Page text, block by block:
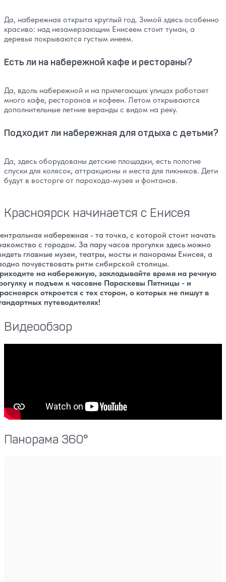
Да, набережная открыта круглый год. Зимой здесь особенно
красиво: над незамерзающим Енисеем стоит туман, а
деревья покрываются густым инеем.
Есть ли на набережной кафе и рестораны?
Да, вдоль набережной и на прилегающих улицах работает
много кафе, ресторанов и кофеен. Летом открываются
дополнительные летние веранды с видом на реку.
Подходит ли набережная для отдыха с детьми?
Да, здесь оборудованы детские площадки, есть пологие
спуски для колясок, аттракционы и места для пикников. Дети
будут в восторге от парохода-музея и фонтанов.
Красноярск начинается с Енисея
набережная - та точка, с которой стоит начать
с городом. За пару часов прогулки здесь можно
главные музеи, театры, мосты и панорамы Енисея, а
почувствовать ритм сибирской столицы.
на набережную, закладывайте время на речную
и подъем к часовне Параскевы Пятницы - и
откроется с тех сторон, о которых не пишут в
путеводителях!
Видеообзор
Панорама 360°